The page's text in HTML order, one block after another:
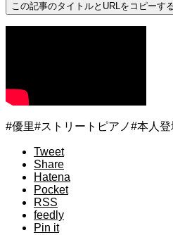
この記事のタイトルとURLをコピーす
#優里#ストリートピアノ#本人
Tweet
Share
Hatena
Pocket
RSS
feedly
Pin it